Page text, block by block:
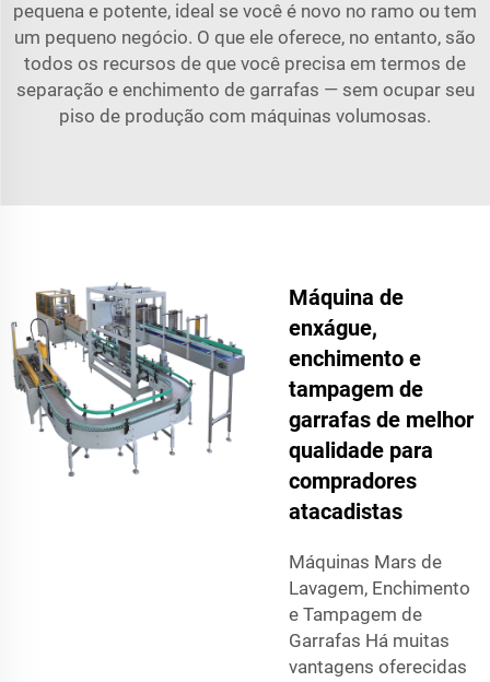
pequena e potente, ideal se você é novo no ramo ou tem
um pequeno negócio. O que ele oferece, no entanto, são
todos os recursos de que você precisa em termos de
separação e enchimento de garrafas — sem ocupar seu
piso de produção com máquinas volumosas.
Máquina de
enxágue,
enchimento e
tampagem de
garrafas de melhor
qualidade para
compradores
atacadistas
Máquinas Mars de
Lavagem, Enchimento
e Tampagem de
Garrafas Há muitas
vantagens oferecidas